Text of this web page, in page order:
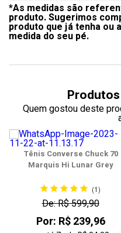
*As medidas são
produto. Sugerimos
produto que já tenha ou
medida do seu pé.
40
41
Quem gostou deste
Tênis Converse Chuck 70
Marquis Hi Lunar Grey
(1)
De: R$ 599,90
Por: R$ 239,96